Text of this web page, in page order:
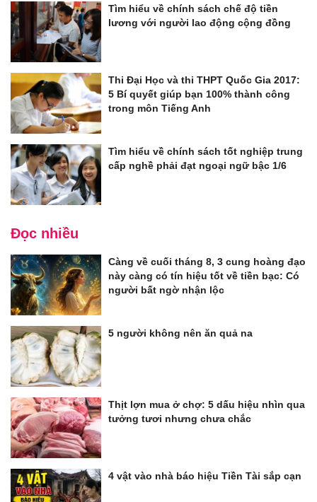
Tìm hiểu về chính sách chế độ tiền
lương với người lao động cộng đồng
Thi Đại Học và thi THPT Quốc Gia 2017:
5 Bí quyết giúp bạn 100% thành công
trong môn Tiếng Anh
Tìm hiểu về chính sách tốt nghiệp trung
cấp nghề phải đạt ngoại ngữ bậc 1/6
Đọc nhiều
Càng về cuối tháng 8, 3 cung hoàng đạo
này càng có tín hiệu tốt về tiền bạc: Có
người bất ngờ nhận lộc
5 người không nên ăn quả na
Thịt lợn mua ở chợ: 5 dấu hiệu nhìn qua
tưởng tươi nhưng chưa chắc
4 vật vào nhà báo hiệu Tiền Tài sắp cạn